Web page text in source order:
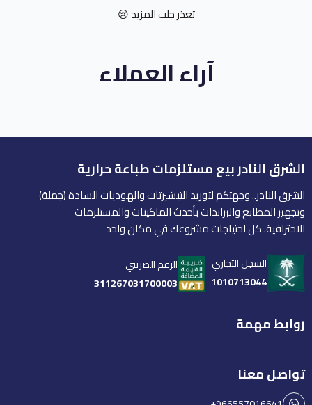
تعذر جلب المزيد 😢
آراء العملاء
الشرق النادر بيع مستلزمات طباعة حرارية
الشرق النادر.. وجهتكم لتوريد التيشيرتات والهوديات السادة (جملة)
وتجهيز المطابع والبراندات بأحدث الماكينات والمستلزمات
الاحترافية. كل احتياجات مشروعك في مكان واحد
السجل التجاري
1010713044
الرقم الضريبي
311267031700003
روابط مهمة
تواصل معنا